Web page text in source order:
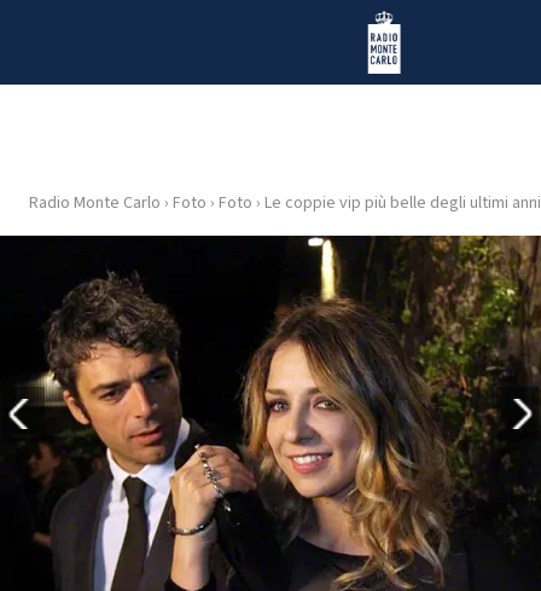
Radio Monte Carlo
HOME
RADIO
WEB
RADIO
PLAYLIST
NEWS
Radio Monte Carlo › Foto › Foto › Le coppie vip più belle degli ultimi anni